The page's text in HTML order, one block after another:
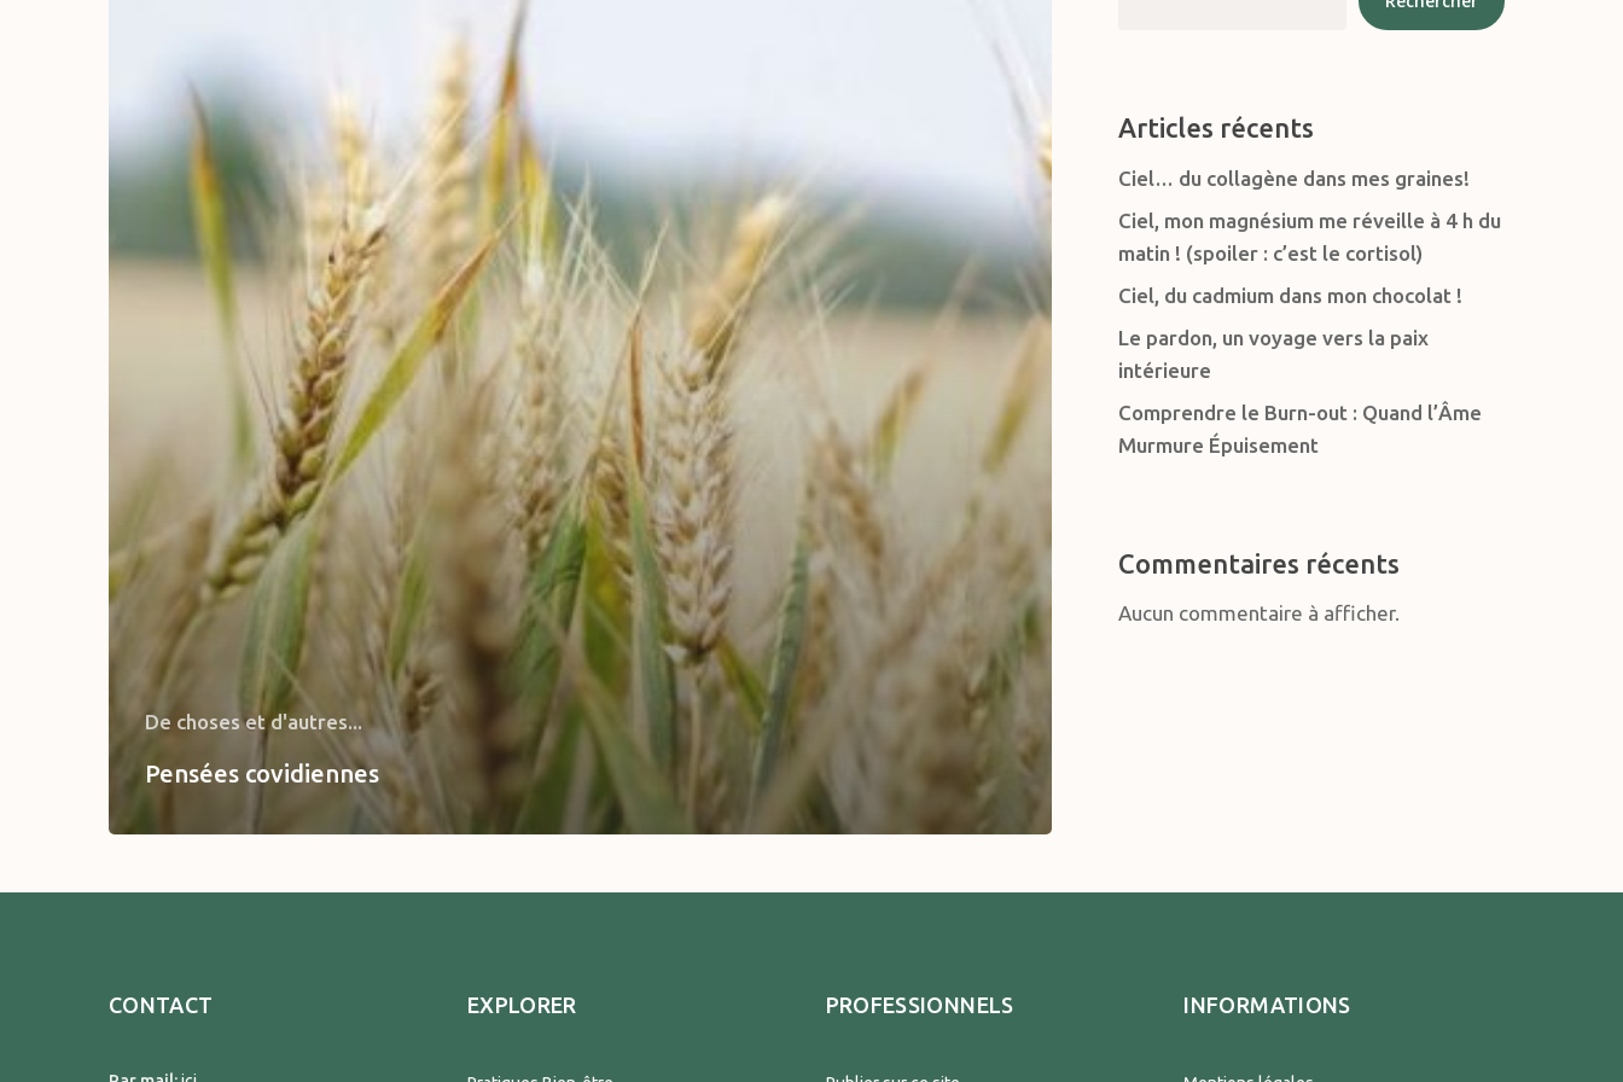
De choses et d'autres...
Pensées covidiennes
Articles récents
Ciel… du collagène dans mes graines!
Ciel, mon magnésium me réveille à 4 h du
matin ! (spoiler : c’est le cortisol)
Ciel, du cadmium dans mon chocolat !
Le pardon, un voyage vers la paix
intérieure
Comprendre le Burn-out : Quand l’Âme
Murmure Épuisement
Commentaires récents
Aucun commentaire à afficher.
CONTACT EXPLORER PROFESSIONNELS INFORMATIONS